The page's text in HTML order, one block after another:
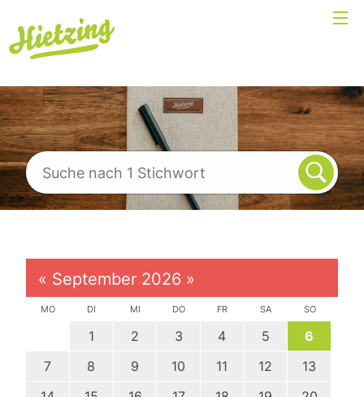
« September 2026 »
MO DI MI DO FR SA SO
1 2 3 4 5
6
7
8 9 10 11 12
13